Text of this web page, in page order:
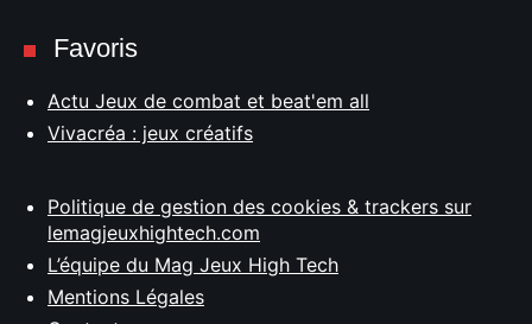
Favoris
Actu Jeux de combat et beat'em all
Vivacréa : jeux créatifs
Politique de gestion des cookies & trackers sur
lemagjeuxhightech.com
L’équipe du Mag Jeux High Tech
Mentions Légales